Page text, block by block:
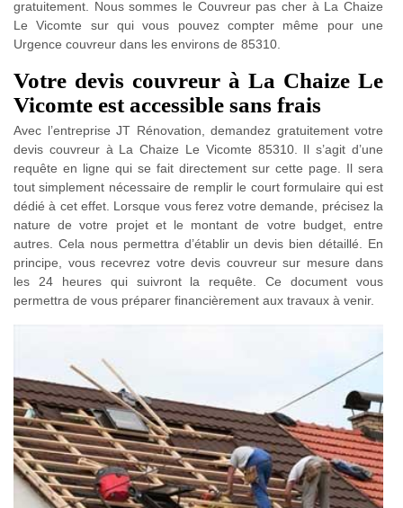
gratuitement. Nous sommes le Couvreur pas cher à La Chaize
Le Vicomte sur qui vous pouvez compter même pour une
Urgence couvreur dans les environs de 85310.
Votre devis couvreur à La Chaize Le
Vicomte est accessible sans frais
Avec l’entreprise JT Rénovation, demandez gratuitement votre
devis couvreur à La Chaize Le Vicomte 85310. Il s’agit d’une
requête en ligne qui se fait directement sur cette page. Il sera
tout simplement nécessaire de remplir le court formulaire qui est
dédié à cet effet. Lorsque vous ferez votre demande, précisez la
nature de votre projet et le montant de votre budget, entre
autres. Cela nous permettra d’établir un devis bien détaillé. En
principe, vous recevrez votre devis couvreur sur mesure dans
les 24 heures qui suivront la requête. Ce document vous
permettra de vous préparer financièrement aux travaux à venir.